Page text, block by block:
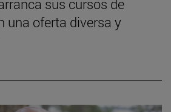
sus cursos de
una oferta diversa y